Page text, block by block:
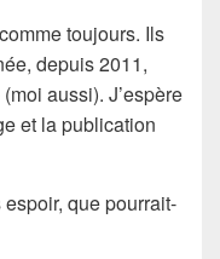
toujours. Ils
depuis 2011,
aussi). J’espère
et la publication
que pourrait-